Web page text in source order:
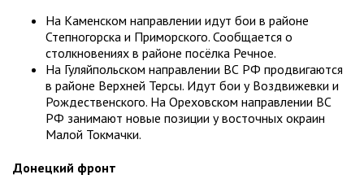
На Каменском направлении идут бои в районе
Степногорска и Приморского. Сообщается о
столкновениях в районе посёлка Речное.
На Гуляйпольском направлении ВС РФ продвигаются
в районе Верхней Терсы. Идут бои у Воздвижевки и
Рождественского. На Ореховском направлении ВС
РФ занимают новые позиции у восточных окраин
Малой Токмачки.
Донецкий фронт